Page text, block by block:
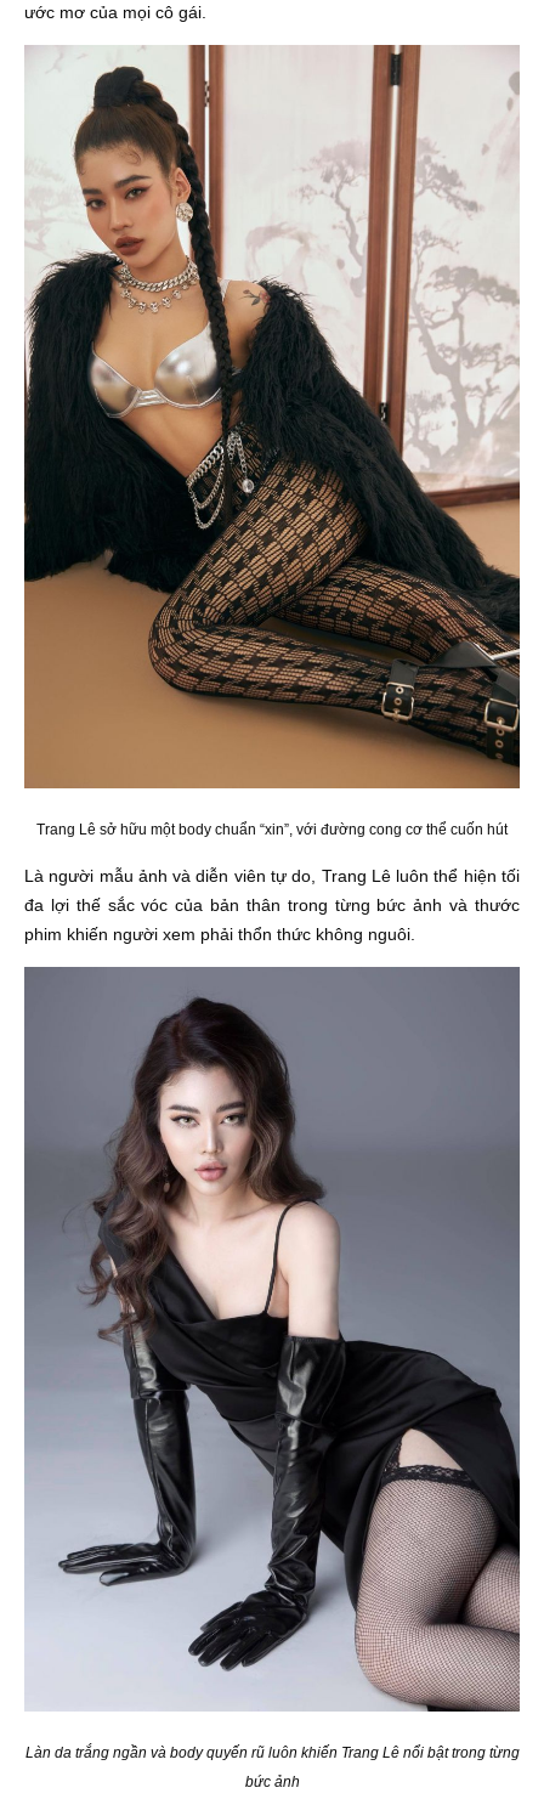
ước mơ của mọi cô gái.
Trang Lê sở hữu một body chuẩn “xin”, với đường cong cơ thể cuốn hút
Là người mẫu ảnh và diễn viên tự do, Trang Lê luôn thể hiện tối
đa lợi thế sắc vóc của bản thân trong từng bức ảnh và thước
phim khiến người xem phải thổn thức không nguôi.
Làn da trắng ngần và body quyến rũ luôn khiến Trang Lê nổi bật trong từng
bức ảnh